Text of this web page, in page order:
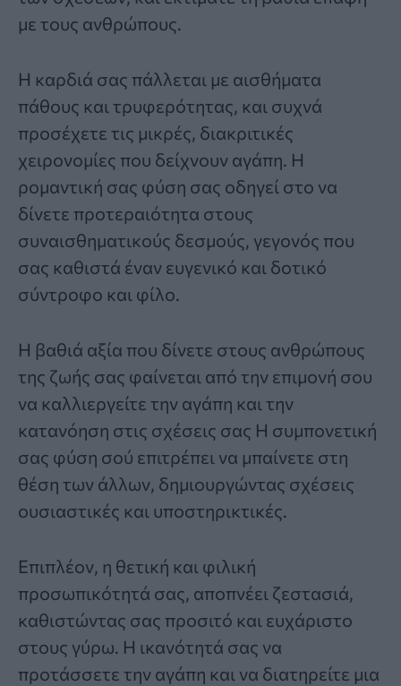
με τους ανθρώπους.
Η καρδιά σας πάλλεται με αισθήματα
πάθους και τρυφερότητας, και συχνά
προσέχετε τις μικρές, διακριτικές
χειρονομίες που δείχνουν αγάπη. Η
ρομαντική σας φύση σας οδηγεί στο να
δίνετε προτεραιότητα στους
συναισθηματικούς δεσμούς, γεγονός που
σας καθιστά έναν ευγενικό και δοτικό
σύντροφο και φίλο.
Η βαθιά αξία που δίνετε στους ανθρώπους
της ζωής σας φαίνεται από την επιμονή σου
να καλλιεργείτε την αγάπη και την
κατανόηση στις σχέσεις σας Η συμπονετική
σας φύση σού επιτρέπει να μπαίνετε στη
θέση των άλλων, δημιουργώντας σχέσεις
ουσιαστικές και υποστηρικτικές.
Επιπλέον, η θετική και φιλική
προσωπικότητά σας, αποπνέει ζεστασιά,
καθιστώντας σας προσιτό και ευχάριστο
στους γύρω. Η ικανότητά σας να
προτάσσετε την αγάπη και να διατηρείτε μια